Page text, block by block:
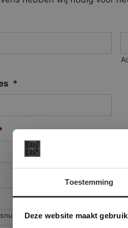
Toestemming
Deze website maakt
*
Deze
onze